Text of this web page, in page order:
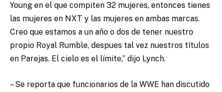
Young en el que compiten 32 mujeres, entonces tienes
las mujeres en NXT y las mujeres en ambas marcas.
Creo que estamos a un año o dos de tener nuestro
propio Royal Rumble, despues tal vez nuestros títulos
en Parejas. El cielo es el límite,” dijo Lynch.
– Se reporta que funcionarios de la WWE han discutido